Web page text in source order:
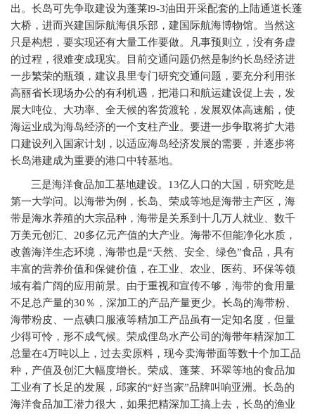
出。长岛可先争取建设为蓬莱l9-3油田开采配套的上陆通道长蓬
大桥，进而兴建国际航海俱乐部，建国际航海博物馆。当然这
只是构想，要实现还有大量工作要做。凡事预则立，没有务虚
的过程，很难变成现实。目前交通问题仍然是制约长岛经济进
一步繁荣的瓶颈，建议县里专门研究交通问题，要充分利用张
高丽省长现场办公的有利机遇，把港口和航运建设促上去，发
展大吨位、大功率、全天候的客货渡轮，发展双体高速船，使
海运业成为海岛经济的一个支柱产业。要进一步争取将扩大港
口建设列入国家计划，以适应海岛经济发展的需要，并逐步将
长岛港建成为重要的港口中转基地。
三是海洋食品加工基地建设。13亿人口的大国，研究吃是
第一大学问。以海带为例，长岛、荣成等地是海带主产区，海
带是海水养殖的大宗品种，海带是关系到十几万人就业、数千
万美元创汇、20多亿元产值的大产业。海带不但能净化水质，
改善海洋生态环境，海带也是“天然、安全、绿色”食品，具有
丰富的营养价值和保健价值，在工业、农业、医药、环保等领
域有着广阔的应用前景。由于重视和宣传不够，海带的食用量
不足总产量的30％，深加工的产品产量更少。长岛的海带粉、
海带粉皮、一点碘口服液等精加工产品虽有一定知名度，但量
少得可怜，形不成气候。荣成俚岛水产公司的海带年精深加工
总量在4万吨以上，过去卖原料，现今卖海带面等数十个加工品
种，产值及创汇大幅度增长。荣成、蓬莱、环翠等地的食品加
工业有了长足的发展，邱家的“好当家”品牌叫响亚洲。长岛的
海洋食品加工潜力很大，如果把精深加工搞上去，长岛的渔业